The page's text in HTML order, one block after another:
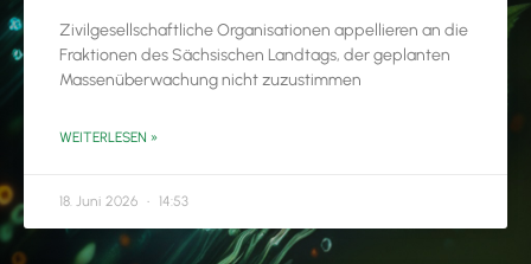
Zivilgesellschaftliche Organisationen appellieren an die
Fraktionen des Sächsischen Landtags, der geplanten
Massenüberwachung nicht zuzustimmen
WEITERLESEN »
18. Juni 2026 14:53